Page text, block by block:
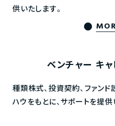
供いたします。
ベンチャー キ
種類株式、投資契約、ファン
ハウをもとに、サポートを提供